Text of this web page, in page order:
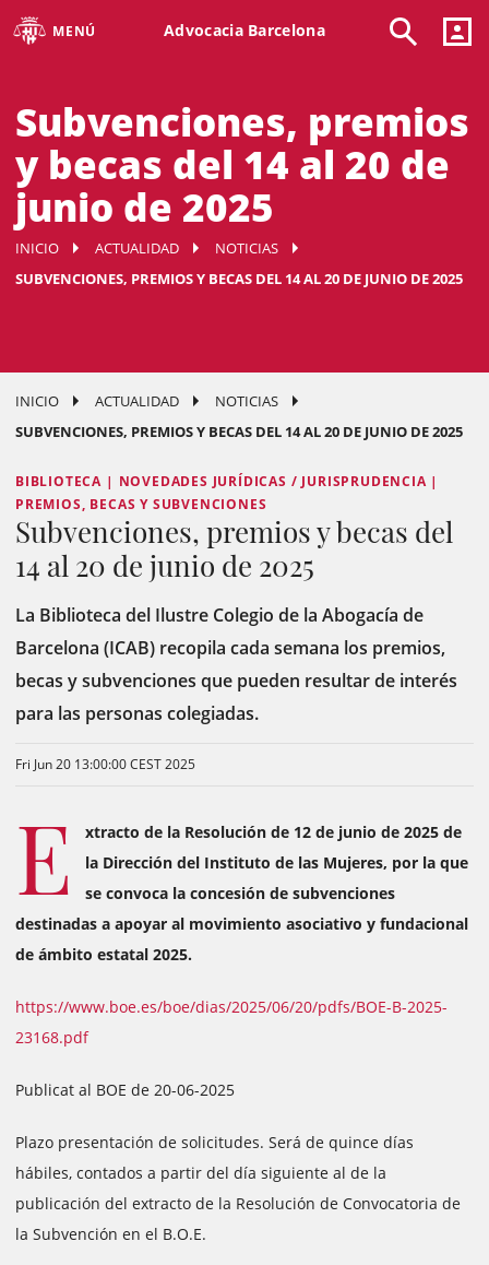
MENÚ Advocacia Barcelona
Subvenciones, premios
y becas del 14 al 20 de
junio de 2025
INICIO ACTUALIDAD
NOTICIAS
SUBVENCIONES, PREMIOS Y BECAS DEL 14 AL 20 DE JUNIO DE 2025
INICIO ACTUALIDAD
NOTICIAS
SUBVENCIONES, PREMIOS Y BECAS DEL 14 AL 20 DE JUNIO DE 2025
BIBLIOTECA | NOVEDADES JURÍDICAS / JURISPRUDENCIA |
PREMIOS, BECAS Y SUBVENCIONES
Subvenciones, premios y becas del
14 al 20 de junio de 2025
La Biblioteca del Ilustre Colegio de la Abogacía de
Barcelona (ICAB) recopila cada semana los premios,
becas y subvenciones que pueden resultar de interés
para las personas colegiadas.
Fri Jun 20 13:00:00 CEST 2025
E
xtracto de la Resolución de 12 de junio de 2025 de
la Dirección del Instituto de las Mujeres, por la que
se convoca la concesión de subvenciones
destinadas a apoyar al movimiento asociativo y fundacional
de ámbito estatal 2025.
https://www.boe.es/boe/dias/2025/06/20/pdfs/BOE-B-2025-
23168.pdf
Publicat al BOE de 20-06-2025
Plazo presentación de solicitudes. Será de quince días
hábiles, contados a partir del día siguiente al de la
publicación del extracto de la Resolución de Convocatoria de
la Subvención en el B.O.E.